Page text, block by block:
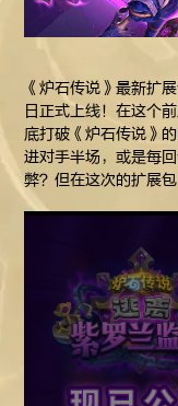
《炉石传说》最新扩
日正式上线！在这个
底打破《炉石传说》
进对手半场，或是每
弊？但在这次的扩展